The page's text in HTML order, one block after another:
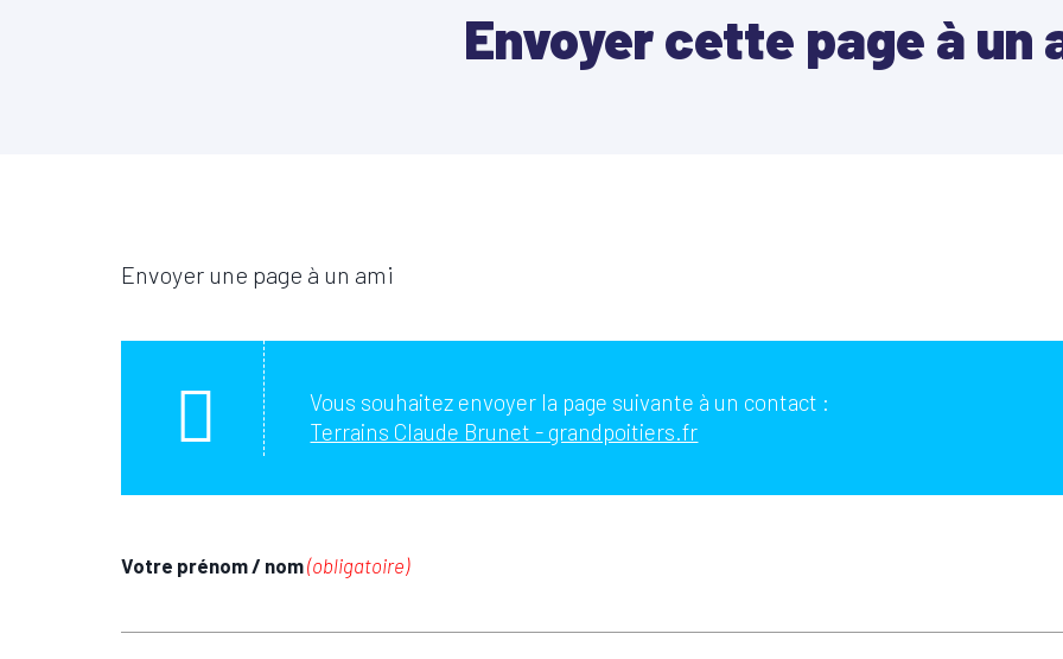
Envoyer cette page à un
Envoyer une page à un ami
Vous souhaitez envoyer la page suivante à un contact :
Terrains Claude Brunet - grandpoitiers.fr
Votre prénom / nom(obligatoire)